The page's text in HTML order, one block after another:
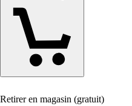
Retirer en magasin (gratuit)